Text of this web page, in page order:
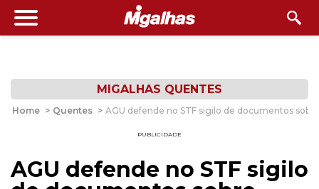
MIGALHAS QUENTES
Home > Quentes > AGU defende no STF sigilo de documentos
PUBLICIDADE
AGU defende no STF sigilo